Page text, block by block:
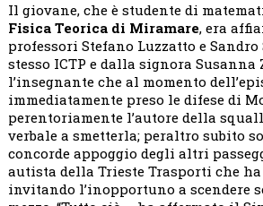
Il giovane, che è studente di
Fisica Teorica di Miramare, era
professori Stefano Luzzatto e
stesso ICTP e dalla signora Susanna
l’insegnante che al momento
immediatamente preso le difese di
perentoriamente l’autore della
verbale a smetterla; peraltro subito
concorde appoggio degli altri
autista della Trieste Trasporti che
invitando l’inopportuno a scendere